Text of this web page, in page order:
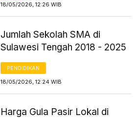
18/05/2026, 12:26 WIB
Jumlah Sekolah SMA di
Sulawesi Tengah 2018 - 2025
PENDIDIKAN
18/05/2026, 12:24 WIB
Harga Gula Pasir Lokal di